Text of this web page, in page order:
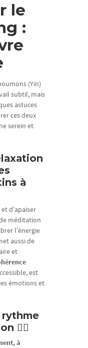
le
:
(Yin)
subtil, mais
astuces
ces deux
serein et
à
d’apaiser
méditation
l’énergie
aussi de
et
est
émotions et
🐦‍🔥
à